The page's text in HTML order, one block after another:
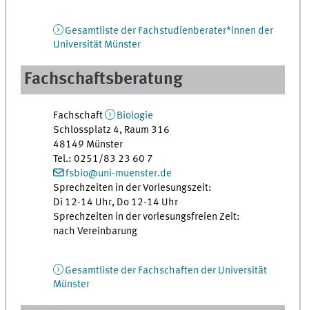
Gesamtliste der Fachstudienberater*innen der
Universität Münster
Fachschaftsberatung
Fachschaft
Biologie
Schlossplatz 4, Raum 316
48149 Münster
Tel.: 0251/83 23 60 7
fsbio@uni-muenster.de
Sprechzeiten in der Vorlesungszeit:
Di 12-14 Uhr, Do 12-14 Uhr
Sprechzeiten in der vorlesungsfreien Zeit:
nach Vereinbarung
Gesamtliste der Fachschaften der Universität
Münster